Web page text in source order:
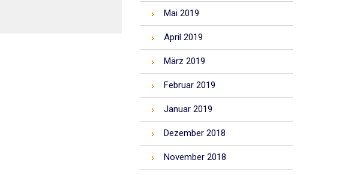
Mai 2019
April 2019
März 2019
Februar 2019
Januar 2019
Dezember 2018
November 2018